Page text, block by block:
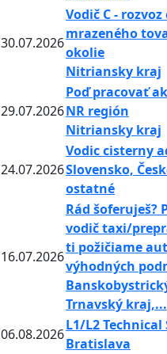
30.07.2026
Vodič C -
mrazeného
okolie
Nitriansky kraj
29.07.2026
Poď pracovať
NR región
Nitriansky kraj
24.07.2026
Vodic cisterny
Slovensko,
ostatné
16.07.2026
Rád šoferuješ?
vodič taxi/
ti požičiame
výhodných
Trnavský kraj,...
06.08.2026
L1/L2
Bratislava